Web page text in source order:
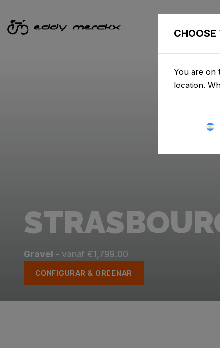
Gravel - vanaf €1,799.00
CONFIGURAR & ORDENAR
CHOOSE
You are on
location.